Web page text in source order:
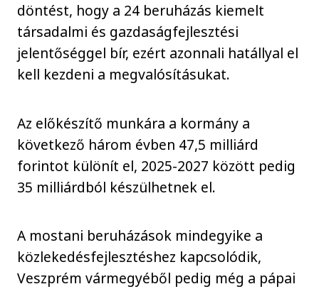
döntést, hogy a 24 beruházás kiemelt
társadalmi és gazdaságfejlesztési
jelentőséggel bír, ezért azonnali hatállyal el
kell kezdeni a megvalósításukat.
Az előkészítő munkára a kormány a
következő három évben 47,5 milliárd
forintot különít el, 2025-2027 között pedig
35 milliárdból készülhetnek el.
A mostani beruházások mindegyike a
közlekedésfejlesztéshez kapcsolódik,
Veszprém vármegyéből pedig még a pápai